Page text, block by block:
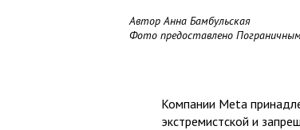
Автор Анна Бамбульская
Фото предоставлено
Компании Meta
экстремистской и